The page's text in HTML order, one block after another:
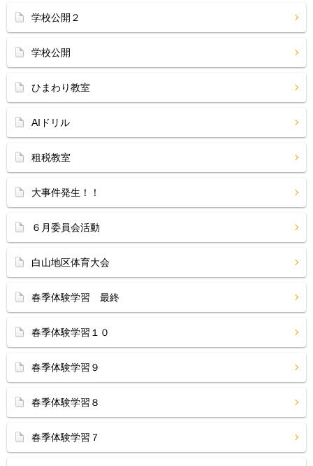
学校公開２
学校公開
ひまわり教室
AIドリル
租税教室
大事件発生！！
６月委員会活動
白山地区体育大会
春季体験学習 最終
春季体験学習１０
春季体験学習９
春季体験学習８
春季体験学習７